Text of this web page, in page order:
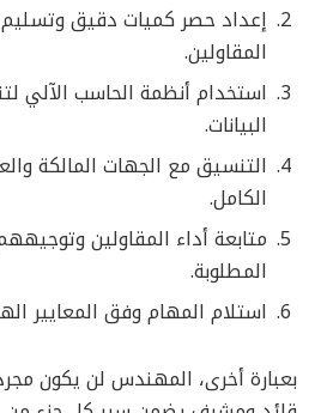
إعداد حصر كميات دقيق
المقاولين.
استخدام أنظمة الحاسب الآلي
البيانات.
التنسيق مع الجهات المالكة
الكامل.
متابعة أداء المقاولين
المطلوبة.
استلام المهام وفق المعايير
بعبارة أخرى، المهندس لن يكون